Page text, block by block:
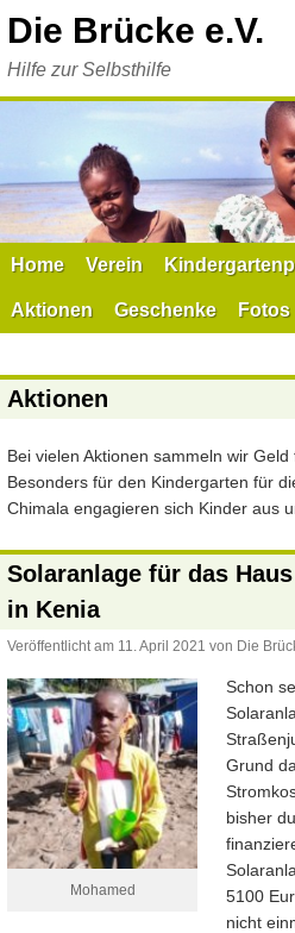
Inhalt
Die Brücke e.V.
Hilfe zur Selbsthilfe
Home Verein
Aktionen Geschenke Fotos
Aktionen
Bei vielen Aktionen sammeln wir Geld
Besonders für den Kindergarten für
Chimala engagieren sich Kinder aus
Solaranlage für das
in Kenia
Veröffentlicht am 11. April 2021 von Die
Mohamed
Schon
Grund
bisher
5100
nicht